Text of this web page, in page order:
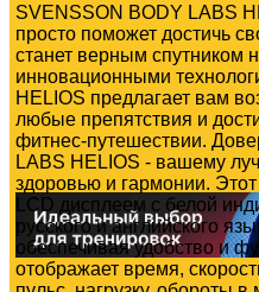
SVENSSON BODY LABS
просто поможет достичь
станет верным спутником
инновационными
HELIOS предлагает вам
любые препятствия и
фитнес-путешествии.
LABS HELIOS - вашему
здоровью и гармонии.
LCD дисплеем с белой
русского и английского
обеспечивая удобство и
отображает время,